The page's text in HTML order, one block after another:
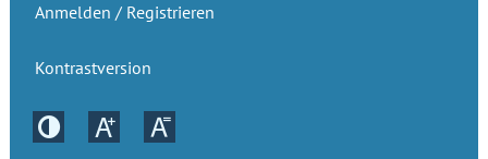
Anmelden / Registrieren
Kontrastversion
Kontrastversion